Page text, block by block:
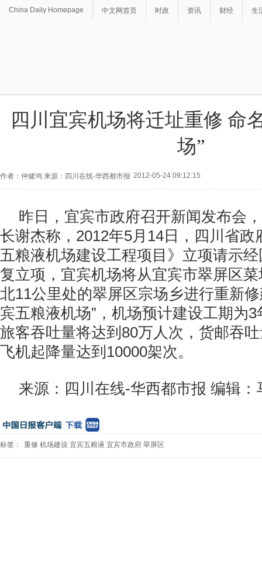
China Daily Homepage 中文网首页 时政 资讯 财经 生
四川宜宾机场将迁址重修 命
场”
作者：仲健鸿 来源：四川在线-华西都市报 2012-05-24 09:12:15
昨日，宜宾市政府召开新闻发布会
长谢杰称，2012年5月14日，四川省政
五粮液机场建设工程项目》立项请示
复立项，宜宾机场将从宜宾市翠屏区
北11公里处的翠屏区宗场乡进行重新
宾五粮液机场”，机场预计建设工期为
旅客吞吐量将达到80万人次，货邮吞
飞机起降量达到10000架次。
来源：四川在线-华西都市报 编辑：
标签： 重修 机场建设 宜宾五粮液 宜宾市政府 翠屏区